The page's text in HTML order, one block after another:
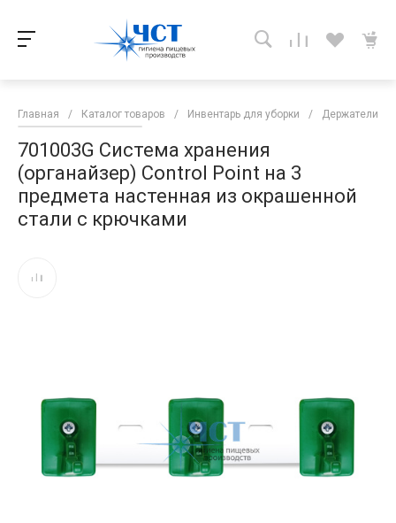
Главная / Каталог товаров / Инвентарь для уборки / Держатели
701003G Система хранения
(органайзер) Control Point на 3
предмета настенная из окрашенной
стали c крючками